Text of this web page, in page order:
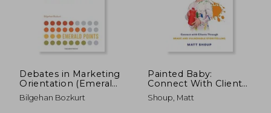
Debates in Marketing
Orientation (Emerald
Points) (en Inglés)
Bilgehan Bozkurt
Painted Baby:
Connect With Clients
Through Brave and
Vulnerable
Shoup, Matt